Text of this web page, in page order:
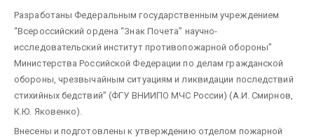
Разработаны Федеральным государственным учреждением
“Всероссийский ордена “Знак Почета” научно-
исследовательский институт противопожарной обороны”
Министерства Российской Федерации по делам гражданской
обороны, чрезвычайным ситуациям и ликвидации последствий
стихийных бедствий” (ФГУ ВНИИПО МЧС России) (А.И. Смирнов,
К.Ю. Яковенко).
Внесены и подготовлены к утверждению отделом пожарной